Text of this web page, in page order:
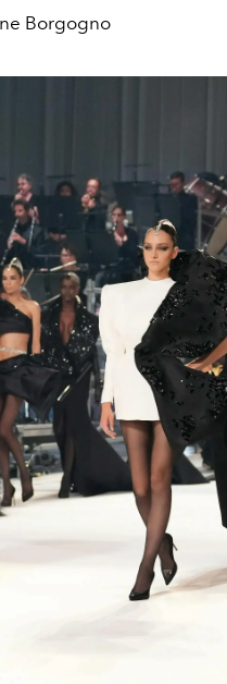
Borgogno